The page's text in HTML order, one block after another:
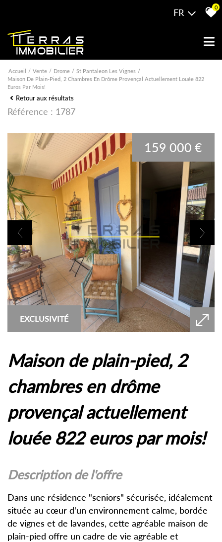
FR 0
Accueil Vente Drome
St Pantaleon Les Vignes
Maison De Plain-Pied, 2 Chambres En Drôme Provençal Actuellement Louée 822
Euros Par Mois!
Retour aux résultats
Référence : 1787
EXCLUSIVITÉ
159 000 €
maison de plain-pied, 2
chambres en drôme
provençal actuellement
louée 822 euros par mois!
description de l'offre
Dans une résidence "seniors" sécurisée, idéalement
située au cœur d'un environnement calme, bordée
de vignes et de lavandes, cette agréable maison de
plain-pied offre un cadre de vie agréable et